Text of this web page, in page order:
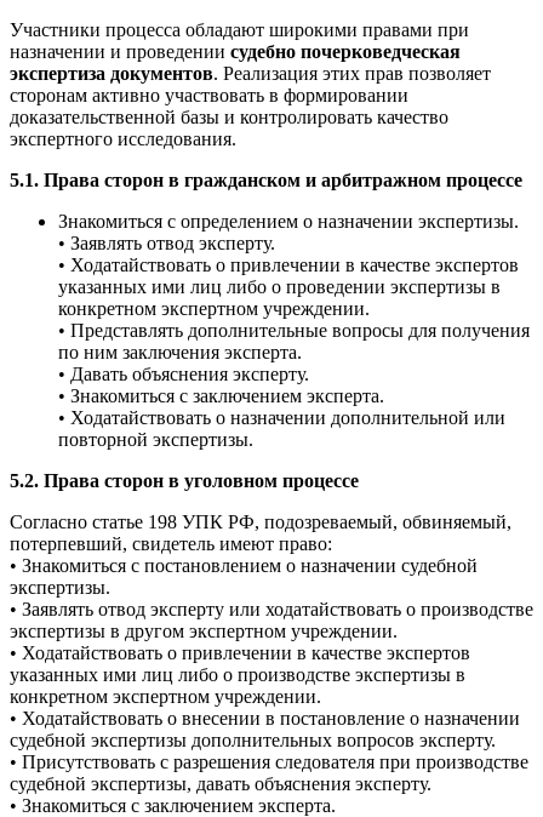
Участники процесса обладают широкими правами при
назначении и проведении судебно почерковедческая
экспертиза документов. Реализация этих прав позволяет
сторонам активно участвовать в формировании
доказательственной базы и контролировать качество
экспертного исследования.
5.1. Права сторон в гражданском и арбитражном процессе
Знакомиться с определением о назначении экспертизы.
• Заявлять отвод эксперту.
• Ходатайствовать о привлечении в качестве экспертов
указанных ими лиц либо о проведении экспертизы в
конкретном экспертном учреждении.
• Представлять дополнительные вопросы для получения
по ним заключения эксперта.
• Давать объяснения эксперту.
• Знакомиться с заключением эксперта.
• Ходатайствовать о назначении дополнительной или
повторной экспертизы.
5.2. Права сторон в уголовном процессе
Согласно статье 198 УПК РФ, подозреваемый, обвиняемый,
потерпевший, свидетель имеют право:
• Знакомиться с постановлением о назначении судебной
экспертизы.
• Заявлять отвод эксперту или ходатайствовать о производстве
экспертизы в другом экспертном учреждении.
• Ходатайствовать о привлечении в качестве экспертов
указанных ими лиц либо о производстве экспертизы в
конкретном экспертном учреждении.
• Ходатайствовать о внесении в постановление о назначении
судебной экспертизы дополнительных вопросов эксперту.
• Присутствовать с разрешения следователя при производстве
судебной экспертизы, давать объяснения эксперту.
• Знакомиться с заключением эксперта.